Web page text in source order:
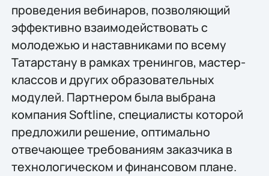
проведения вебинаров, позволяющий
эффективно взаимодействовать с
молодежью и наставниками по всему
Татарстану в рамках тренингов, мастер-
классов и других образовательных
модулей. Партнером была выбрана
компания Softline, специалисты которой
предложили решение, оптимально
отвечающее требованиям заказчика в
технологическом и финансовом плане.